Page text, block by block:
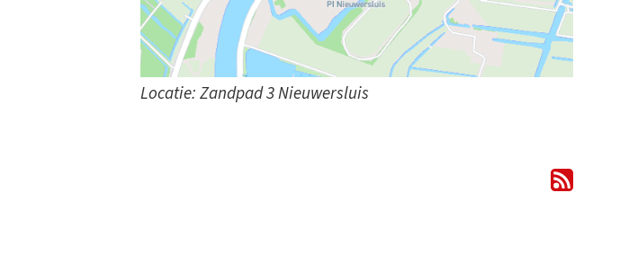
Locatie: Zandpad 3 Nieuwersluis